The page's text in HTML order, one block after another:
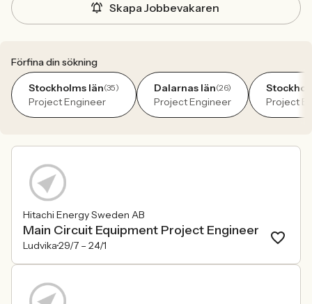
Skapa Jobbevakaren
Förfina din sökning
Stockholms län(35)
Project Engineer
Dalarnas län(26)
Project Engineer
Project
Hitachi Energy Sweden AB
Main Circuit Equipment Project Engineer
Ludvika29/7 – 24/1